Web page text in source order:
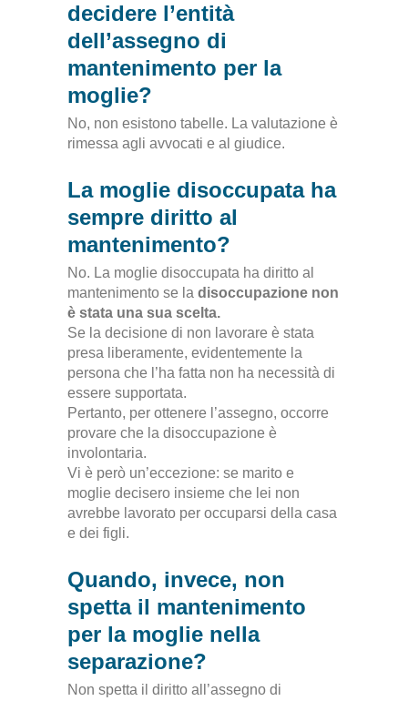
decidere l’entità
dell’assegno di
mantenimento per la
moglie?
No, non esistono tabelle. La valutazione è
rimessa agli avvocati e al giudice.
La moglie disoccupata ha
sempre diritto al
mantenimento?
No. La moglie disoccupata ha diritto al
mantenimento se la disoccupazione non
è stata una sua scelta.
Se la decisione di non lavorare è stata
presa liberamente, evidentemente la
persona che l’ha fatta non ha necessità di
essere supportata.
Pertanto, per ottenere l’assegno, occorre
provare che la disoccupazione è
involontaria.
Vi è però un’eccezione: se marito e
moglie decisero insieme che lei non
avrebbe lavorato per occuparsi della casa
e dei figli.
Quando, invece, non
spetta il mantenimento
per la moglie nella
separazione?
Non spetta il diritto all’assegno di